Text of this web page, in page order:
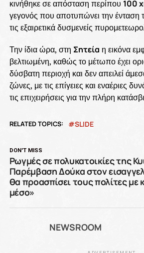
κινήθηκε σε απόσταση περίπου 100
γεγονός που αποτυπώνει την ένταση
τις εξαιρετικά δυσμενείς
Την ίδια ώρα, στη Σητεία η εικόνα
βελτιωμένη, καθώς το μέτωπο έχει
δύσβατη περιοχή και δεν απειλεί
ζώνες, με τις επίγειες και εναέριες
τις επιχειρήσεις για την πλήρη
RELATED TOPICS: SLIDE
DON'T MISS
Ρωγμές σε πολυκατοικίες της
Παρέμβαση Δούκα στον
θα προασπίσει τους πολίτες με
μέσο»
NEWSROOM